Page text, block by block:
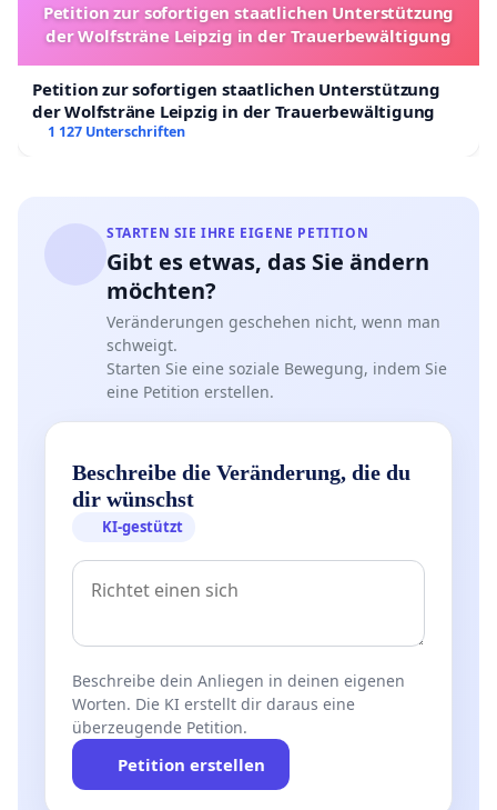
Petition zur sofortigen staatlichen Unterstützung
der Wolfsträne Leipzig in der Trauerbewältigung
Petition zur sofortigen staatlichen Unterstützung
der Wolfsträne Leipzig in der Trauerbewältigung
1 127 Unterschriften
STARTEN SIE IHRE EIGENE PETITION
Gibt es etwas, das Sie ändern
möchten?
Veränderungen geschehen nicht, wenn man
schweigt.
Starten Sie eine soziale Bewegung, indem Sie
eine Petition erstellen.
Beschreibe die Veränderung, die du
dir wünschst
KI-gestützt
Beschreibe dein Anliegen in deinen eigenen
Worten. Die KI erstellt dir daraus eine
überzeugende Petition.
Petition erstellen